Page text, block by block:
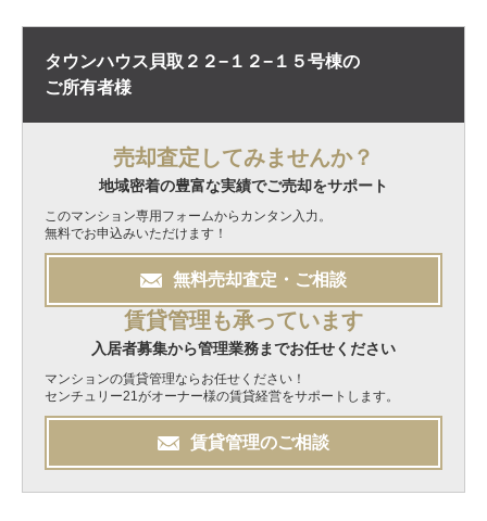
タウンハウス貝取２２−１２−１５号棟の
ご所有者様
売却査定してみませんか？
地域密着の豊富な実績でご売却をサポート
このマンション専用フォームからカンタン入力。
無料でお申込みいただけます！
無料売却査定・ご相談
賃貸管理も承っています
入居者募集から管理業務までお任せください
マンションの賃貸管理ならお任せください！
センチュリー21がオーナー様の賃貸経営をサポートします。
賃貸管理のご相談